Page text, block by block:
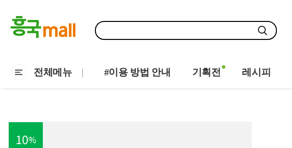
전체메뉴 #이용 방법 안내 기획전 레시피
10%